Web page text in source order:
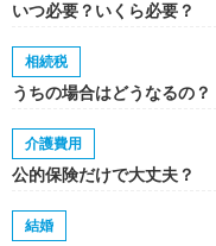
いつ必要？いくら必要？
相続税
うちの場合はどうなるの？
介護費用
公的保険だけで大丈夫？
結婚